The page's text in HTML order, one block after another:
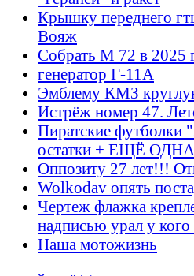
Крышку переднего
Вояж
Собрать М 72 в 2025
генератор Г-11А
Эмблему КМЗ
Истрёж номер 47.
Пиратские футболки
остатки + ЕЩЁ ОДНА
Оппозиту 27 лет!!!
Wolkodav опять
Чертеж флажка
надписью урал у кого
Наша мотожизнь